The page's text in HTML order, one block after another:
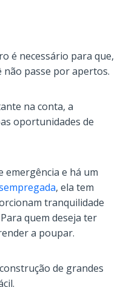
é necessário para que,
não passe por apertos.
na conta, a
oportunidades de
emergência e há um
, ela tem
tranquilidade
quem deseja ter
a poupar.
de grandes